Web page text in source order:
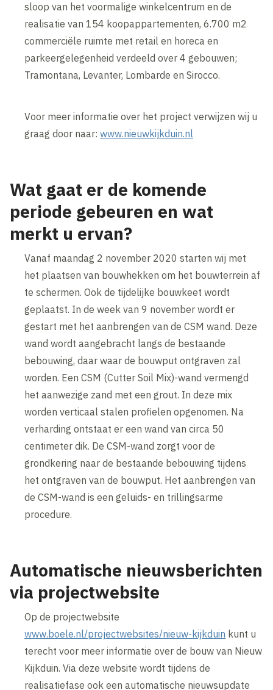
sloop van het voormalige winkelcentrum en de
realisatie van 154 koopappartementen, 6.700 m2
commerciële ruimte met retail en horeca en
parkeergelegenheid verdeeld over 4 gebouwen;
Tramontana, Levanter, Lombarde en Sirocco.
Voor meer informatie over het project verwijzen wij u
graag door naar:www.nieuwkijkduin.nl
Wat gaat er de komende
periode gebeuren en wat
merkt u ervan?
Vanaf maandag 2 november 2020 starten wij met
het plaatsen van bouwhekken om het bouwterrein af
te schermen. Ook de tijdelijke bouwkeet wordt
geplaatst. In de week van 9 november wordt er
gestart met het aanbrengen van de CSM wand. Deze
wand wordt aangebracht langs de bestaande
bebouwing, daar waar de bouwput ontgraven zal
worden. Een CSM (Cutter Soil Mix)-wand vermengd
het aanwezige zand met een grout. In deze mix
worden verticaal stalen profielen opgenomen. Na
verharding ontstaat er een wand van circa 50
centimeter dik. De CSM-wand zorgt voor de
grondkering naar de bestaande bebouwing tijdens
het ontgraven van de bouwput. Het aanbrengen van
de CSM-wand is een geluids- en trillingsarme
procedure.
Automatische nieuwsberichten
via projectwebsite
Op de projectwebsite
www.boele.nl/projectwebsites/nieuw-kijkduin kunt u
terecht voor meer informatie over de bouw van Nieuw
Kijkduin. Via deze website wordt tijdens de
realisatiefase ook een automatische nieuwsupdate